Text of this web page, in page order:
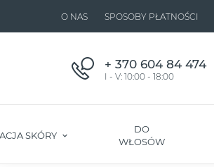
O NAS SPOSOBY PŁATNOŚCI
+ 370 604 84 474
I - V: 10:00 - 18:00
SKÓRY
DO
WŁOSÓW